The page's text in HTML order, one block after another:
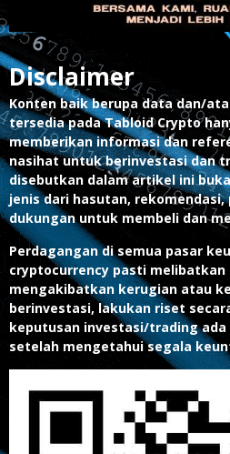
Disclaimer
Konten baik berupa data dan/
tersedia pada Tabloid Crypto
memberikan informasi dan
nasihat untuk berinvestasi dan
disebutkan dalam artikel ini
jenis dari hasutan,
dukungan untuk membeli dan
Perdagangan di semua pasar
cryptocurrency pasti melibatkan
mengakibatkan kerugian atau
berinvestasi, lakukan riset
keputusan investasi/trading
setelah mengetahui segala